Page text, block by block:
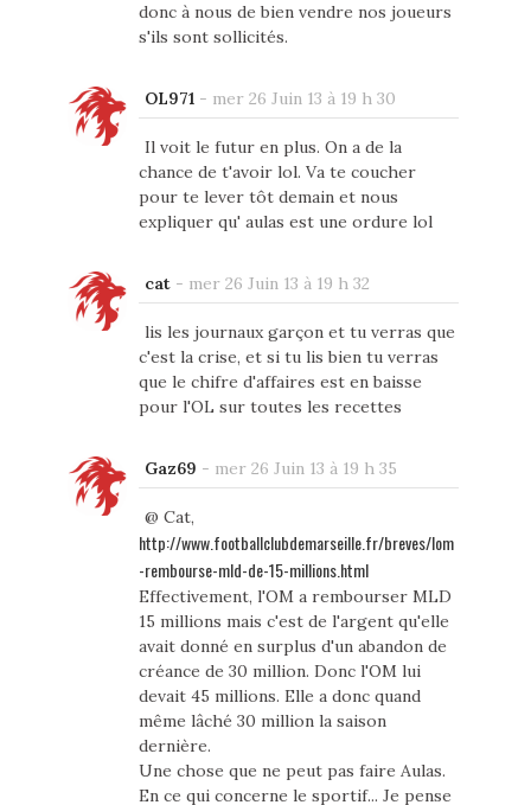
donc à nous de bien vendre nos joueurs
s'ils sont sollicités.
OL971- mer 26 Juin 13 à 19 h 30
Il voit le futur en plus. On a de la
chance de t'avoir lol. Va te coucher
pour te lever tôt demain et nous
expliquer qu' aulas est une ordure lol
cat- mer 26 Juin 13 à 19 h 32
lis les journaux garçon et tu verras que
c'est la crise, et si tu lis bien tu verras
que le chifre d'affaires est en baisse
pour l'OL sur toutes les recettes
Gaz69 - mer 26 Juin 13 à 19 h 35
@ Cat,
http://www.footballclubdemarseille.fr/breves/lom
-rembourse-mld-de-15-millions.html
Effectivement, l'OM a rembourser MLD
15 millions mais c'est de l'argent qu'elle
avait donné en surplus d'un abandon de
créance de 30 million. Donc l'OM lui
devait 45 millions. Elle a donc quand
même lâché 30 million la saison
dernière.
Une chose que ne peut pas faire Aulas.
En ce qui concerne le sportif... Je pense